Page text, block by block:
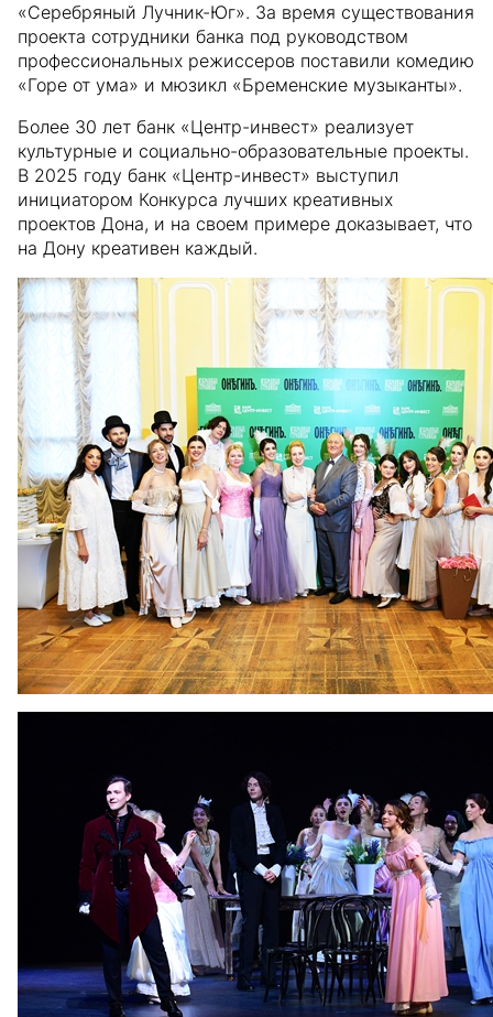
«Серебряный Лучник-Юг». За время существования
проекта сотрудники банка под руководством
профессиональных режиссеров поставили комедию
«Горе от ума» и мюзикл «Бременские музыканты».
Более 30 лет банк «Центр-инвест» реализует
культурные и социально-образовательные проекты.
В 2025 году банк «Центр-инвест» выступил
инициатором Конкурса лучших креативных
проектов Дона, и на своем примере доказывает, что
на Дону креативен каждый.